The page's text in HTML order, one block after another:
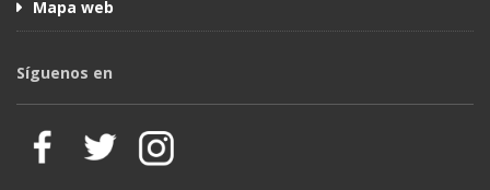
Mapa web
Síguenos en